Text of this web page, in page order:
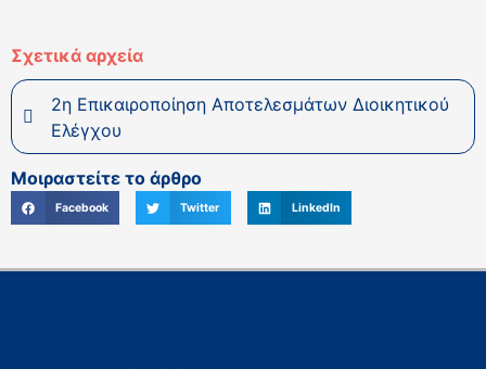
Σχετικά αρχεία
2η Επικαιροποίηση Αποτελεσμάτων Διοικητικού
Ελέγχου
Μοιραστείτε το άρθρο
Facebook Twitter LinkedIn